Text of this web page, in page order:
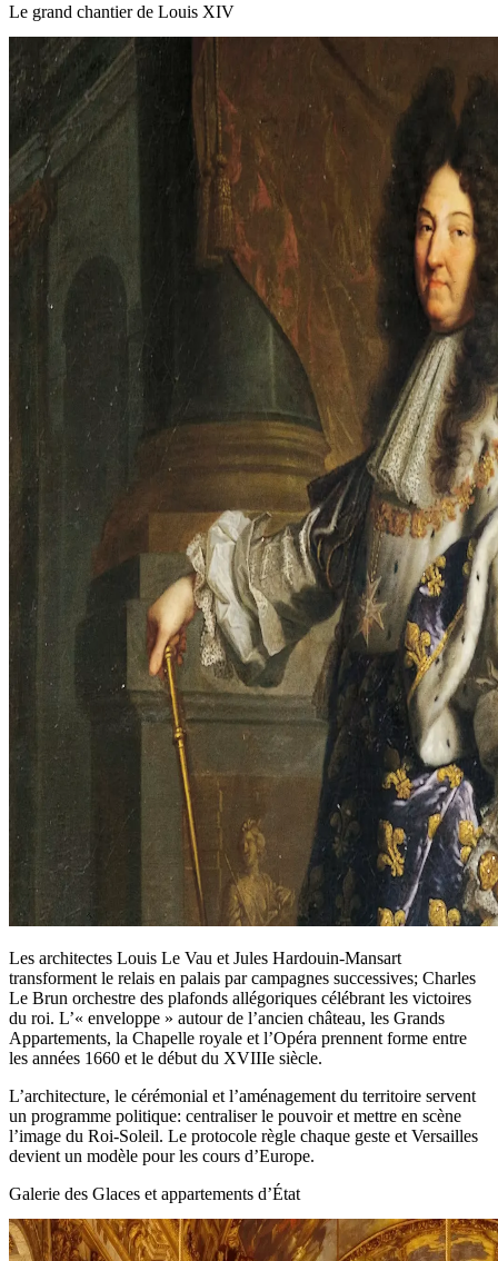
Le grand chantier de Louis XIV
Les architectes Louis Le Vau et Jules Hardouin‑Mansart
transforment le relais en palais par campagnes successives; Charles
Le Brun orchestre des plafonds allégoriques célébrant les victoires
du roi. L’« enveloppe » autour de l’ancien château, les Grands
Appartements, la Chapelle royale et l’Opéra prennent forme entre
les années 1660 et le début du XVIIIe siècle.
L’architecture, le cérémonial et l’aménagement du territoire servent
un programme politique: centraliser le pouvoir et mettre en scène
l’image du Roi‑Soleil. Le protocole règle chaque geste et Versailles
devient un modèle pour les cours d’Europe.
Galerie des Glaces et appartements d’État